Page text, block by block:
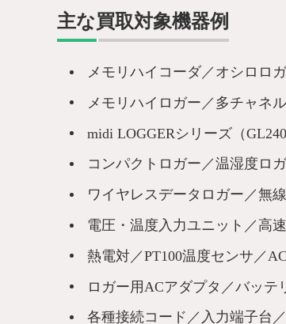
主な買取対象機器例
メモリハイコーダ／オシロロ
メモリハイロガー／多チャネ
midi LOGGERシリーズ（
コンパクトロガー／温湿度ロ
ワイヤレスデータロガー／無
電圧・温度入力ユニット／高
熱電対／PT100温度センサ／
ロガー用ACアダプタ／バッ
各種接続コード／入力端子台